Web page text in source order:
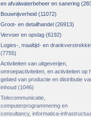
en afvalwaterbeheer en sanering
Bouwnijverheid (11072)
Groot- en detailhandel (26913)
Vervoer en opslag (6192)
Logies-, maaltijd- en
(7755)
Activiteiten van uitgeverijen,
omroepactiviteiten, en activiteiten op
gebied van productie en distributie
inhoud (1046)
Telecommunicatie,
computerprogrammering en
consultancy, informatica-